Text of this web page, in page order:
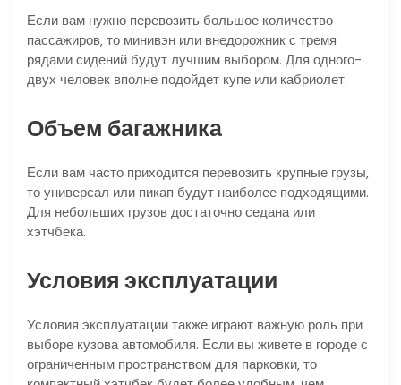
Если вам нужно перевозить большое количество
пассажиров‚ то минивэн или внедорожник с тремя
рядами сидений будут лучшим выбором. Для одного-
двух человек вполне подойдет купе или кабриолет.
Объем багажника
Если вам часто приходится перевозить крупные грузы‚
то универсал или пикап будут наиболее подходящими.
Для небольших грузов достаточно седана или
хэтчбека.
Условия эксплуатации
Условия эксплуатации также играют важную роль при
выборе кузова автомобиля. Если вы живете в городе с
ограниченным пространством для парковки‚ то